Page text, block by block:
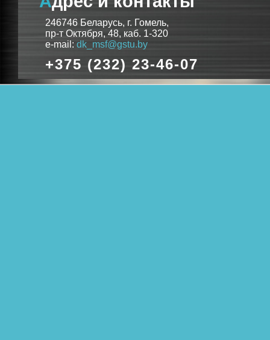
246746 Беларусь, г. Гомель,
пр-т Октября, 48, каб. 1-320
e-mail: dk_msf@gstu.by
+375 (232) 23-46-07